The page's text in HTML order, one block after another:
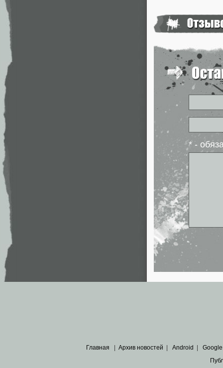
* -
Главная Архив новостей Android Google